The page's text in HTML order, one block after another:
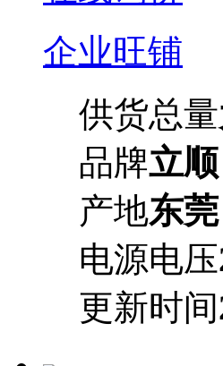
企业旺铺
供货总量
品牌立顺
产地东莞
电源电压
更新时间